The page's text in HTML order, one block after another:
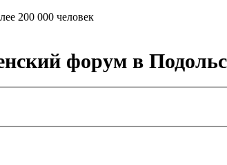
200 000 человек
форум в